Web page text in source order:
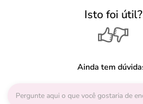
Isto foi útil?
Ainda tem